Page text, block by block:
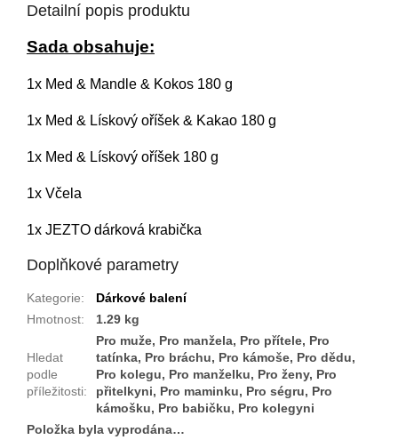
Detailní popis produktu
Sada obsahuje:
1x Med & Mandle & Kokos 180 g
1x Med & Lískový oříšek & Kakao 180 g
1x Med & Lískový oříšek 180 g
1x Včela
1x JEZTO dárková krabička
Doplňkové parametry
Kategorie:
Dárkové balení
Hmotnost: 1.29 kg
Hledat
podle
příležitosti:
Pro muže, Pro manžela, Pro přítele, Pro
tatínka, Pro bráchu, Pro kámoše, Pro dědu,
Pro kolegu, Pro manželku, Pro ženy, Pro
přitelkyni, Pro maminku, Pro ségru, Pro
kámošku, Pro babičku, Pro kolegyni
Položka byla vyprodána…